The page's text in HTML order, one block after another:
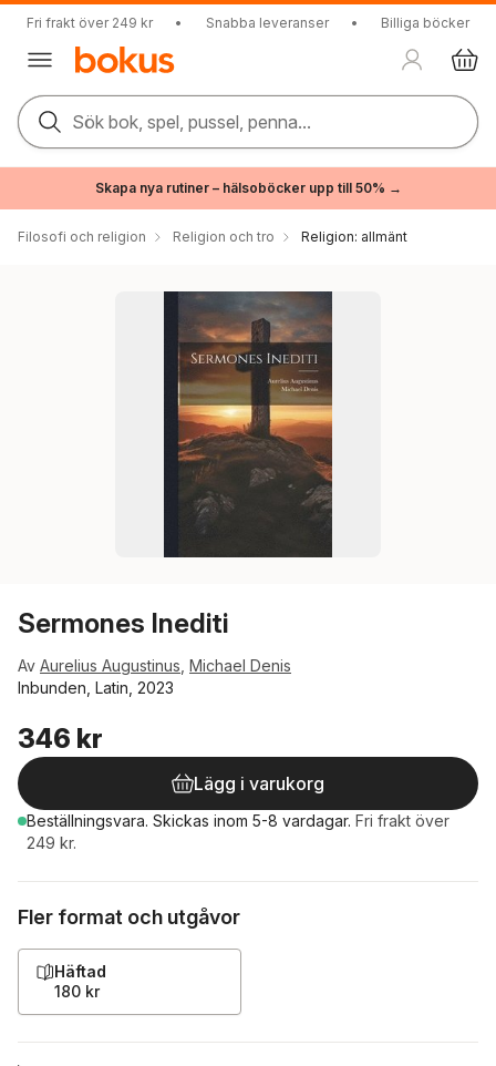
Fri frakt över 249 kr • Snabba leveranser • Billiga böcker
Sök bok, spel, pussel, penna...
Skapa nya rutiner – hälsoböcker upp till 50% →
Filosofi och religion Religion och tro Religion: allmänt
Sermones Inediti
Av Aurelius Augustinus Michael Denis
Inbunden, Latin, 2023
346 kr
Lägg i varukorg
Beställningsvara. Skickas inom 5-8 vardagar. Fri frakt över
249 kr.
Fler format och utgåvor
Häftad
180 kr